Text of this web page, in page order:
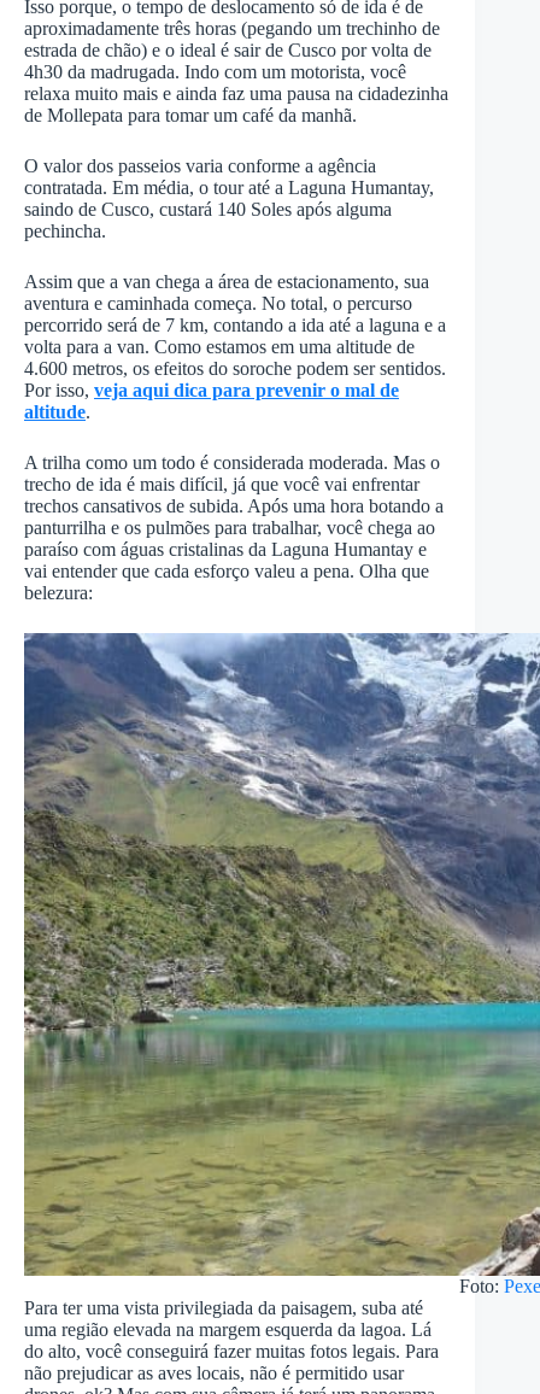
Isso porque, o tempo de deslocamento só de ida é de
aproximadamente três horas (pegando um trechinho de
estrada de chão) e o ideal é sair de Cusco por volta de
4h30 da madrugada. Indo com um motorista, você
relaxa muito mais e ainda faz uma pausa na cidadezinha
de Mollepata para tomar um café da manhã.
O valor dos passeios varia conforme a agência
contratada. Em média, o tour até a Laguna Humantay,
saindo de Cusco, custará 140 Soles após alguma
pechincha.
Assim que a van chega a área de estacionamento, sua
aventura e caminhada começa. No total, o percurso
percorrido será de 7 km, contando a ida até a laguna e a
volta para a van. Como estamos em uma altitude de
4.600 metros, os efeitos do soroche podem ser sentidos.
Por isso, veja aqui dica para prevenir o mal de
altitude.
A trilha como um todo é considerada moderada. Mas o
trecho de ida é mais difícil, já que você vai enfrentar
trechos cansativos de subida. Após uma hora botando a
panturrilha e os pulmões para trabalhar, você chega ao
paraíso com águas cristalinas da Laguna Humantay e
vai entender que cada esforço valeu a pena. Olha que
belezura:
Foto:
Para ter uma vista privilegiada da paisagem, suba até
uma região elevada na margem esquerda da lagoa. Lá
do alto, você conseguirá fazer muitas fotos legais. Para
não prejudicar as aves locais, não é permitido usar